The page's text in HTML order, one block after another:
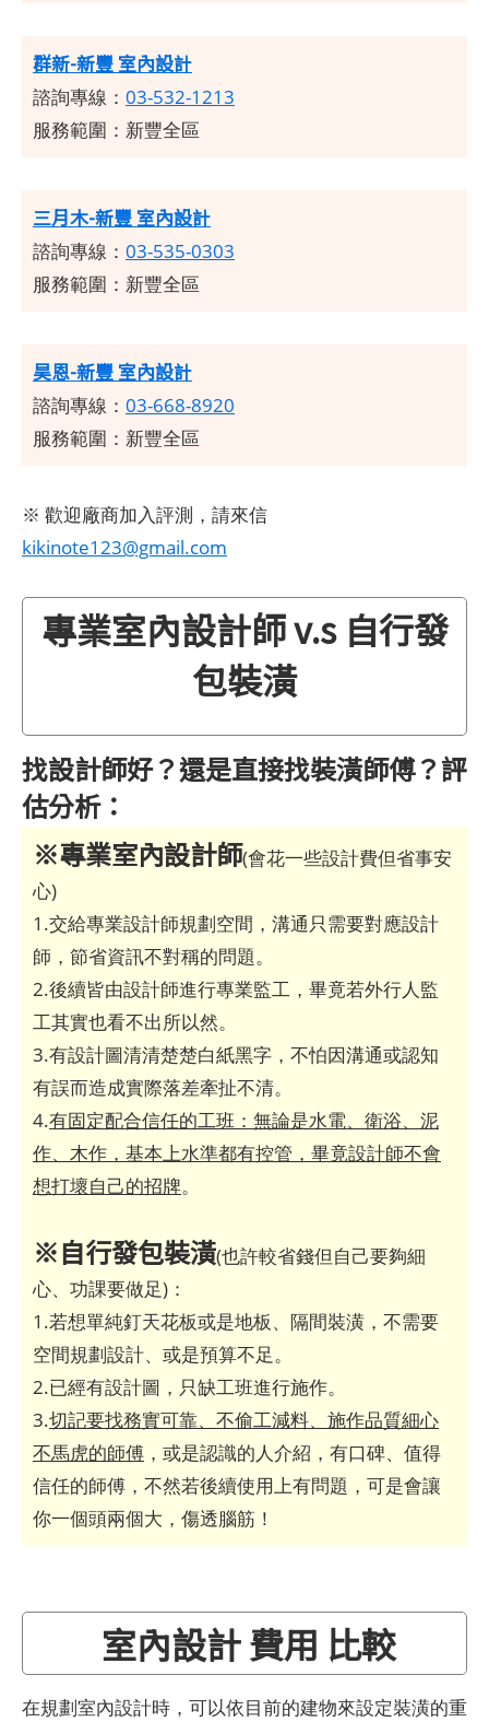
群新-新豐 室內設計
諮詢專線： 03-532-1213
服務範圍：新豐全區
三月木-新豐 室內設計
諮詢專線： 03-535-0303
服務範圍：新豐全區
昊恩-新豐 室內設計
諮詢專線： 03-668-8920
服務範圍：新豐全區
※ 歡迎廠商加入評測，請來信
kikinote123@gmail.com
專業室內設計師 v.s 自行發
包裝潢
找設計師好？還是直接找裝潢師傅？評
估分析：
※專業室內設計師(會花一些設計費但省事安
心)
1.交給專業設計師規劃空間，溝通只需要對應設計
師，節省資訊不對稱的問題。
2.後續皆由設計師進行專業監工，畢竟若外行人監
工其實也看不出所以然。
3.有設計圖清清楚楚白紙黑字，不怕因溝通或認知
有誤而造成實際落差牽扯不清。
4.有固定配合信任的工班：無論是水電、衛浴、泥
作、木作，基本上水準都有控管，畢竟設計師不會
想打壞自己的招牌。
※自行發包裝潢(也許較省錢但自己要夠細
心、功課要做足)：
1.若想單純釘天花板或是地板、隔間裝潢，不需要
空間規劃設計、或是預算不足。
2.已經有設計圖，只缺工班進行施作。
3.切記要找務實可靠、不偷工減料、施作品質細心
不馬虎的師傅 ，或是認識的人介紹，有口碑、值得
信任的師傅，不然若後續使用上有問題，可是會讓
你一個頭兩個大，傷透腦筋！
室內設計 費用 比較
在規劃室內設計時，可以依目前的建物來設定裝潢的重